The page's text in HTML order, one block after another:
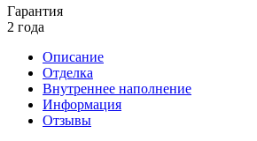
Гарантия
2 года
Описание
Отделка
Внутреннее наполнение
Информация
Отзывы